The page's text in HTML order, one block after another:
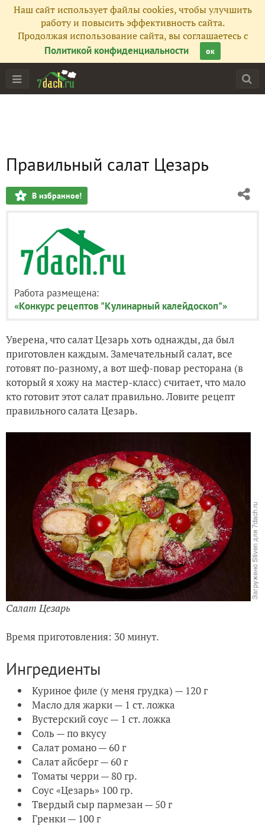
Наш сайт использует файлы cookies, чтобы улучшить
работу и повысить эффективность сайта.
Продолжая использование сайта, вы соглашаетесь с
Политикой конфиденциальности
ок
Правильный салат Цезарь
В избранное!
Работа размещена:
«Конкурс рецептов "Кулинарный калейдоскоп"»
Уверена, что салат Цезарь хоть однажды, да был
приготовлен каждым. Замечательный салат, все
готовят по-разному, а вот шеф-повар ресторана (в
который я хожу на мастер-класс) считает, что мало
кто готовит этот салат правильно. Ловите рецепт
правильного салата Цезарь.
Салат Цезарь
Время приготовления: 30 минут.
Ингредиенты
Куриное филе (у меня грудка) — 120 г
Масло для жарки — 1 ст. ложка
Вустерский соус — 1 ст. ложка
Соль — по вкусу
Салат романо — 60 г
Салат айсберг — 60 г
Томаты черри — 80 гр.
Соус «Цезарь» 100 гр.
Твердый сыр пармезан — 50 г
Гренки — 100 г